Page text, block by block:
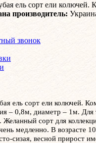
ель сорт ели колючей.
производитель:
звонок
ель сорт ели колючей.
– 0,8м, диаметр – 1м.
Желанный сорт для
медленно. В возрасте
сизая, весной прирост